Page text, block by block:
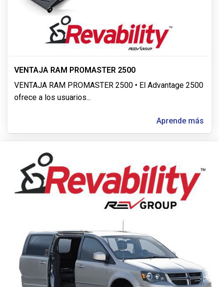
VENTAJA RAM PROMASTER 2500
VENTAJA RAM PROMASTER 2500 • El Advantage 2500
ofrece a los usuarios...
Aprende más